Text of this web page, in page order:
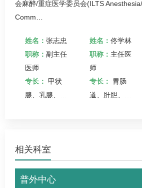
会麻醉/重症医学委员会(ILTS
Comm…
姓名： 张志忠
职称： 副主任
医师
专长：
甲状
腺、乳腺、胃
姓名：佟学林
职称： 主任医
师
专长：
胃肠
道、肝胆、甲
相关科室
普外中心